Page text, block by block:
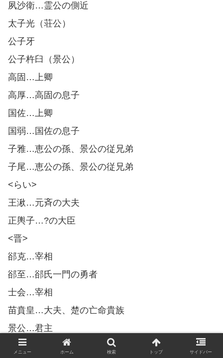
夙沙衛…霊公の側近
太子光（荘公）
公子牙
公子杵臼（景公）
高固…上卿
高厚…高固の息子
国佐…上卿
国弱…国佐の息子
子雅…恵公の孫、景公の従兄弟
子尾…恵公の孫、景公の従兄弟
<らい>
王湫…元斉の大夫
正輿子…?の大臣
<晋>
郤克…宰相
郤至…郤氏一門の勇者
士会…宰相
苗賁皇…大夫、楚の亡命貴族
景公…君主
平公…君主
メニュー ホーム 検索 トップ サイドバー